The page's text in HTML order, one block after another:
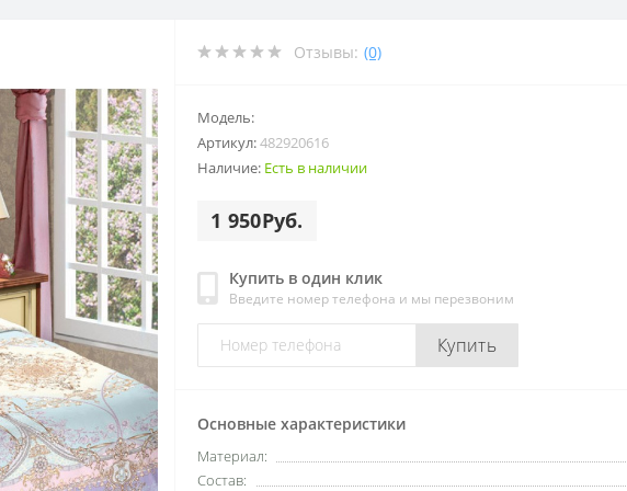
Отзывы: (0)
Модель:
Артикул:482920616
Наличие: Есть в наличии
1 950Руб.
Купить в один клик
Введите номер телефона и мы перезвоним
Купить
Основные характеристики
Материал:
Состав: